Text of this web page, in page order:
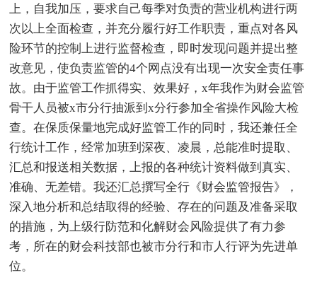
上，自我加压，要求自己每季对负责的营业机构进行两
次以上全面检查，并充分履行好工作职责，重点对各风
险环节的控制上进行监督检查，即时发现问题并提出整
改意见，使负责监管的4个网点没有出现一次安全责任事
故。由于监管工作抓得实、效果好，x年我作为财会监管
骨干人员被x市分行抽派到x分行参加全省操作风险大检
查。在保质保量地完成好监管工作的同时，我还兼任全
行统计工作，经常加班到深夜、凌晨，总能准时提取、
汇总和报送相关数据，上报的各种统计资料做到真实、
准确、无差错。我还汇总撰写全行《财会监管报告》，
深入地分析和总结取得的经验、存在的问题及准备采取
的措施，为上级行防范和化解财会风险提供了有力参
考，所在的财会科技部也被市分行和市人行评为先进单
位。